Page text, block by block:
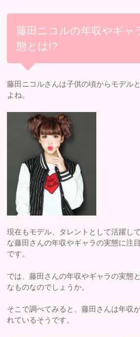
藤田ニコルの年収やギャ
態とは!?
藤田ニコルさんは子供の頃からモデル
よね。
現在もモデル、タレントとして活躍し
な藤田さんの年収やギャラの実態に注
です。
では、藤田さんの年収やギャラの実態
なものなのでしょうか。
そこで調べてみると、藤田さんは年収
れているそうです。